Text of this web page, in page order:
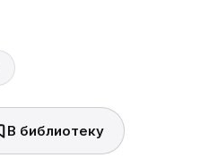
В библиотеку